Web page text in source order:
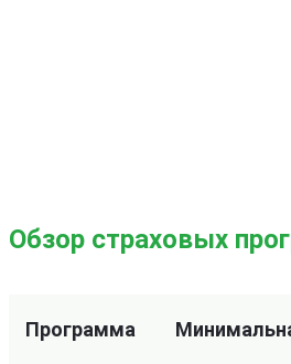
Обзор страховых
Программа